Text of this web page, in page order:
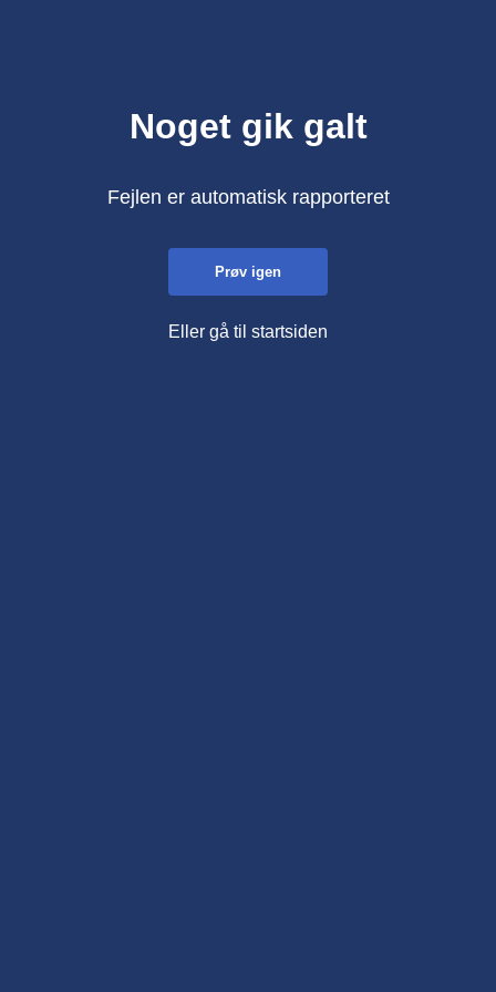
Noget gik galt
Fejlen er automatisk rapporteret
Prøv igen
Eller gå til startsiden